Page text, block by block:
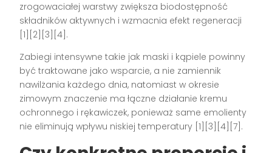
zrogowaciałej warstwy zwiększa biodostępność
składników aktywnych i wzmacnia efekt regeneracji
[1][2][3][4].
Zabiegi intensywne takie jak maski i kąpiele powinny
być traktowane jako wsparcie, a nie zamiennik
nawilżania każdego dnia, natomiast w okresie
zimowym znaczenie ma łączne działanie kremu
ochronnego i rękawiczek, ponieważ same emolienty
nie eliminują wpływu niskiej temperatury [1][3][4][7].